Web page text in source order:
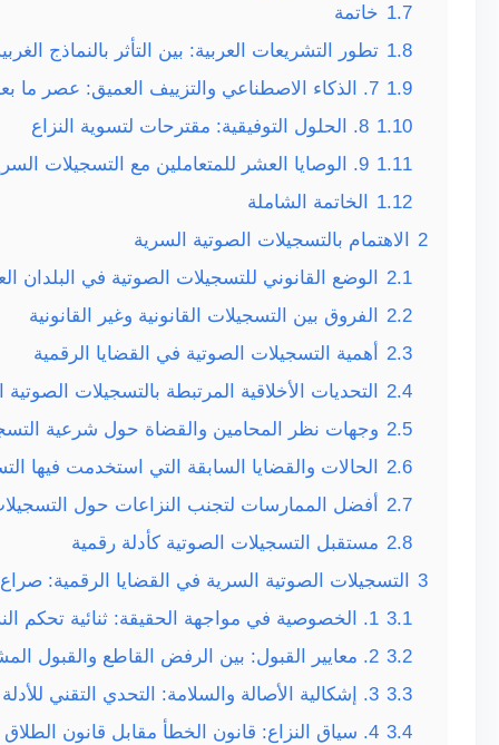
1.7 خاتمة
1.8 تطور التشريعات العربية: بين التأثر بالنماذج
1.9 7. الذكاء الاصطناعي والتزييف العميق: عصر ما بعد الثقة
1.10 8. الحلول التوفيقية: مقترحات لتسوية النزاع
1.11 9. الوصايا العشر للمتعاملين مع التسجيلات السرية
1.12
الخاتمة الشاملة
2
الاهتمام بالتسجيلات الصوتية السرية
2.1
الوضع القانوني للتسجيلات الصوتية في البلدان
2.2
الفروق بين التسجيلات القانونية وغير القانونية
2.3
أهمية التسجيلات الصوتية في القضايا الرقمية
2.4
التحديات الأخلاقية المرتبطة بالتسجيلات الصوتية
2.5 وجهات نظر المحامين والقضاة حول شرعية
2.6
الحالات والقضايا السابقة التي استخدمت فيها
2.7
أفضل الممارسات لتجنب النزاعات حول
2.8 مستقبل التسجيلات الصوتية كأدلة رقمية
3
التسجيلات الصوتية السرية في القضايا الرقمية:
3.1 1. الخصوصية في مواجهة الحقيقة: ثنائية تحكم النزاع
3.2 2. معايير القبول: بين الرفض القاطع والقبول المشروط
3.3 3. إشكالية الأصالة والسلامة: التحدي التقني للأدلة الرقمية
3.4 4. سياق النزاع: قانون الخطأ مقابل قانون الطلاق بلا خطأ